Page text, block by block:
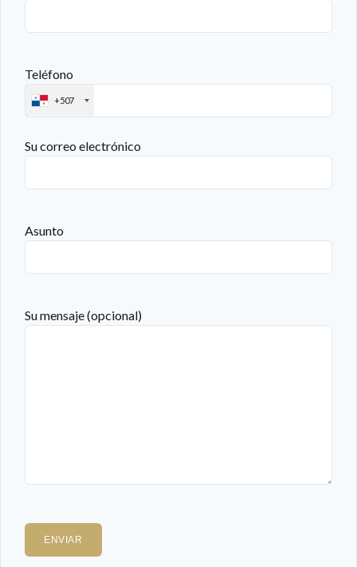
Teléfono
+507
Su correo electrónico
Asunto
Su mensaje (opcional)